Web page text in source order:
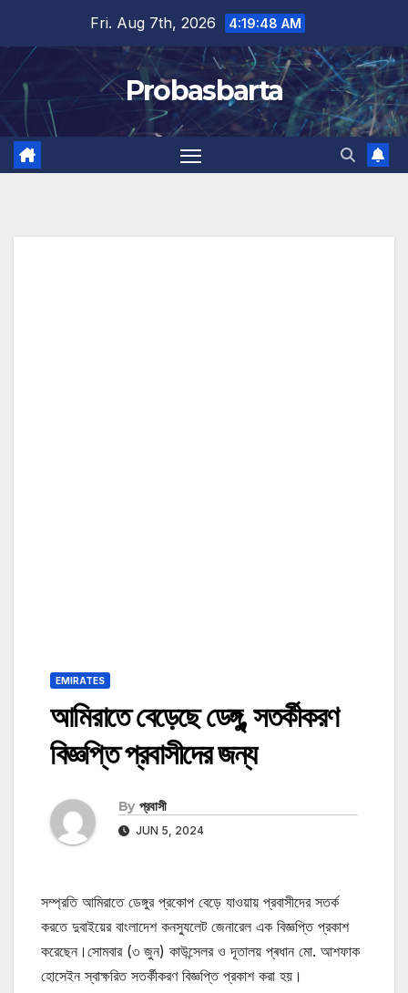
content
Fri. Aug 7th, 2026 4:19:49 AM
Probasbarta
EMIRATES
আমিরাতে বেড়েছে ডেঙ্গু, সতর্কীকরণ
বিজ্ঞপ্তি প্রবাসীদের জন্য
By প্রবাসী
JUN 5, 2024
সম্প্রতি আমিরাতে ডেঙ্গুর প্রকোপ বেড়ে যাওয়ায় প্রবাসীদের সতর্ক
করতে দুবাইয়ের বাংলাদেশ কনস্যুলেট জেনারেল এক বিজ্ঞপ্তি প্রকাশ
করেছেন।সোমবার (৩ জুন) কাউন্সেলর ও দূতালয় প্ৰধান মো. আশফাক
হোসেইন স্বাক্ষরিত সতর্কীকরণ বিজ্ঞপ্তি প্রকাশ করা হয়।